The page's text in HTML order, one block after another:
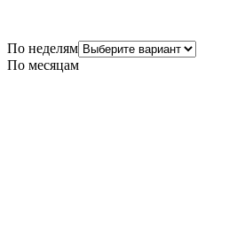
По неделям
По месяцам